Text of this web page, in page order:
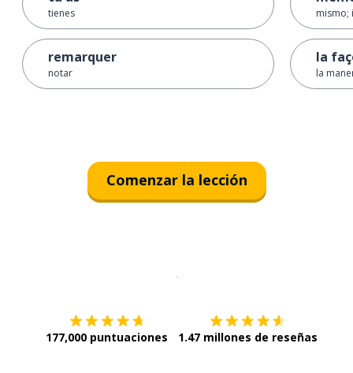
tienes
remarquer
notar
mismo;
la
la
Comenzar la lección
177,000 puntuaciones 1.47 millones de reseñas